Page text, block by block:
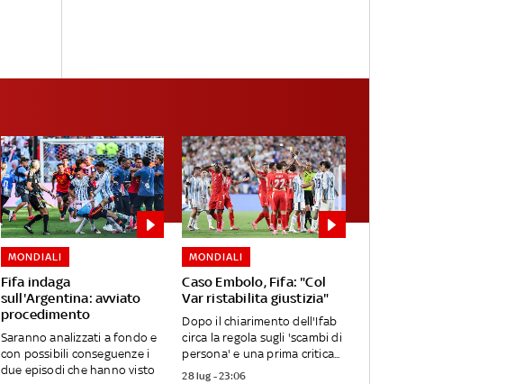
Fifa indaga
sull'Argentina: avviato
procedimento
MONDIALI
Saranno analizzati a fondo e
con possibili conseguenze i
due episodi che hanno visto
Caso Embolo, Fifa: "Col
Var ristabilita giustizia"
MONDIALI
Dopo il chiarimento dell'Ifab
circa la regola sugli 'scambi di
persona' e una prima critica...
28 lug - 23:06